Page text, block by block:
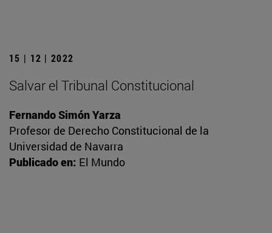
15 | 12 | 2022
Salvar el Tribunal Constitucional
Fernando Simón Yarza
Profesor de Derecho Constitucional de la
Universidad de Navarra
Publicado en: El Mundo